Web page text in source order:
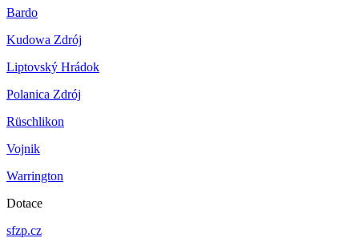
Bardo
Kudowa Zdrój
Liptovský Hrádok
Polanica Zdrój
Rüschlikon
Vojnik
Warrington
Dotace
sfzp.cz